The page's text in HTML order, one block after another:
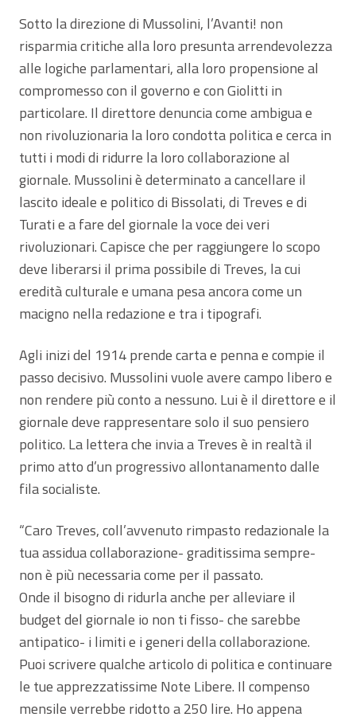
Sotto la direzione di Mussolini, l’Avanti! non
risparmia critiche alla loro presunta arrendevolezza
alle logiche parlamentari, alla loro propensione al
compromesso con il governo e con Giolitti in
particolare. Il direttore denuncia come ambigua e
non rivoluzionaria la loro condotta politica e cerca in
tutti i modi di ridurre la loro collaborazione al
giornale. Mussolini è determinato a cancellare il
lascito ideale e politico di Bissolati, di Treves e di
Turati e a fare del giornale la voce dei veri
rivoluzionari. Capisce che per raggiungere lo scopo
deve liberarsi il prima possibile di Treves, la cui
eredità culturale e umana pesa ancora come un
macigno nella redazione e tra i tipografi.
Agli inizi del 1914 prende carta e penna e compie il
passo decisivo. Mussolini vuole avere campo libero e
non rendere più conto a nessuno. Lui è il direttore e il
giornale deve rappresentare solo il suo pensiero
politico. La lettera che invia a Treves è in realtà il
primo atto d’un progressivo allontanamento dalle
fila socialiste.
“Caro Treves, coll’avvenuto rimpasto redazionale la
tua assidua collaborazione- graditissima sempre-
non è più necessaria come per il passato.
Onde il bisogno di ridurla anche per alleviare il
budget del giornale io non ti fisso- che sarebbe
antipatico- i limiti e i generi della collaborazione.
Puoi scrivere qualche articolo di politica e continuare
le tue apprezzatissime Note Libere. Il compenso
mensile verrebbe ridotto a 250 lire. Ho appena